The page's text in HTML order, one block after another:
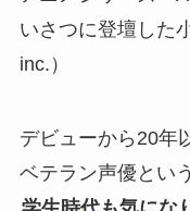
いさつに登壇した
inc.）
デビューから20年
ベテラン声優とい